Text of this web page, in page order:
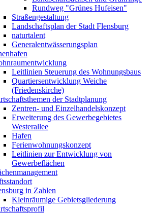
Rundweg "Grünes Hufeisen"
Straßengestaltung
Landschaftsplan der Stadt Flensburg
naturtalent
Generalentwässerungsplan
Leitlinien Steuerung des Wohnungsbaus
Quartiersentwicklung Weiche
(Friedenskirche)
der Stadtplanung
Zentren- und Einzelhandelskonzept
Erweiterung des Gewerbegebietes
Westerallee
Hafen
Ferienwohnungskonzept
Leitlinien zur Entwicklung von
Gewerbeflächen
in Zahlen
Kleinräumige Gebietsgliederung